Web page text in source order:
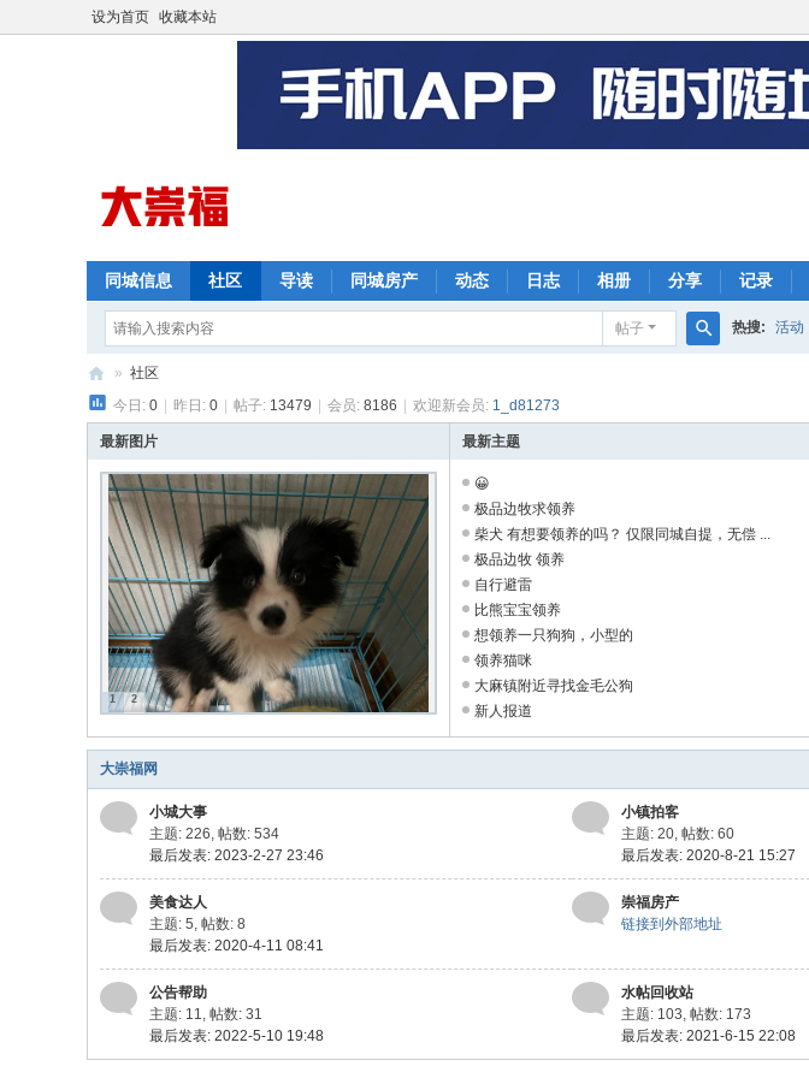
设为首页 收藏本站
同城信息 社区 导读 同城房产 动态 日志 相册 分享 记录
帖子 热搜: 活动
崇
福
网
» 社区
今日: 0 昨日: 0 帖子: 13479 会员: 8186 欢迎新会员: 1_d81273
最新图片
1 2
最新主题
😀
极品边牧求领养
柴犬 有想要领养的吗？ 仅限同城自提，无偿 ...
极品边牧 领养
自行避雷
比熊宝宝领养
想领养一只狗狗，小型的
领养猫咪
大麻镇附近寻找金毛公狗
新人报道
大崇福网
小城大事
主题: 226, 帖数: 534
最后发表: 2023-2-27 23:46
小镇拍客
主题: 20, 帖数: 60
最后发表: 2020-8-21 15:27
美食达人
主题: 5, 帖数: 8
最后发表: 2020-4-11 08:41
崇福房产
链接到外部地址
公告帮助
主题: 11, 帖数: 31
最后发表: 2022-5-10 19:48
水帖回收站
主题: 103, 帖数: 173
最后发表: 2021-6-15 22:08